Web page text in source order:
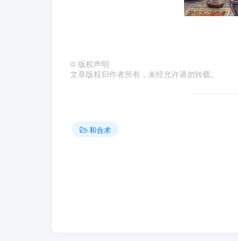
© 版权声明
文章版权归作者所有，未经允许请勿转载。
和合术